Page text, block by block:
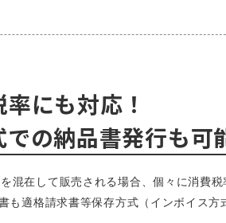
にも対応！
の納品書発行も可
混在して販売される場合、個々に消費
も適格請求書等保存方式（インボイス方